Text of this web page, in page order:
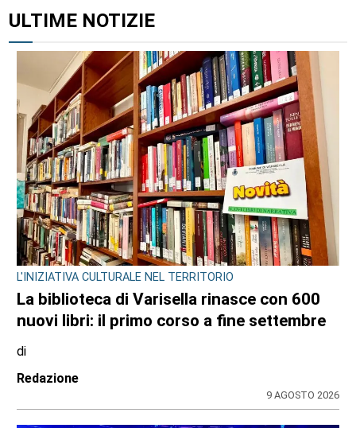
ULTIME NOTIZIE
L'INIZIATIVA CULTURALE NEL TERRITORIO
La biblioteca di Varisella rinasce con 600
nuovi libri: il primo corso a fine settembre
di
Redazione
9 AGOSTO 2026